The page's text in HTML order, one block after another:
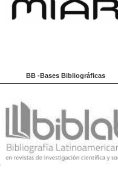
BB -Bases Bibliográficas